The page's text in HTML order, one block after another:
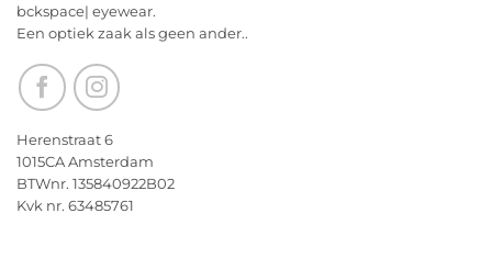
bckspace| eyewear.
Een optiek zaak als geen ander..
Herenstraat 6
1015CA Amsterdam
BTWnr. 135840922B02
Kvk nr. 63485761